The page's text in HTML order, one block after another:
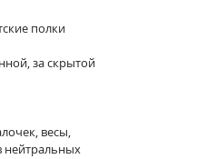
полки
за скрытой
весы,
нейтральных